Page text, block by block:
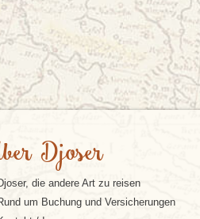
Djoser
die andere Art zu reisen
um Buchung und Versicherungen